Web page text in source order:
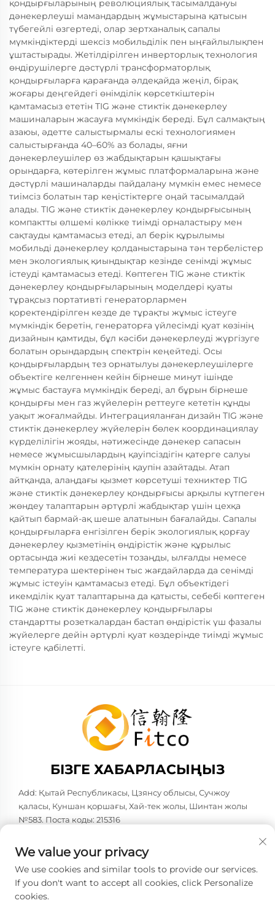
қондырғыларының революциялық тасымалдануы
дәнекерлеуші мамандардың жұмыстарына қатысын
түбегейлі өзгертеді, олар зертханалық сапалы
мүмкіндіктерді шексіз мобильділік пен ыңғайлылықпен
ұштастырады. Жетілдірілген инверторлық технология
өндірушілерге дәстүрлі трансформаторлық
қондырғыларға қарағанда әлдеқайда жеңіл, бірақ
жоғары деңгейдегі өнімділік көрсеткіштерін
қамтамасыз ететін TIG және стиктік дәнекерлеу
машиналарын жасауға мүмкіндік береді. Бұл салмақтың
азаюы, әдетте салыстырмалы ескі технологиямен
салыстырғанда 40–60% аз болады, яғни
дәнекерлеушілер өз жабдықтарын қашықтағы
орындарға, көтерілген жұмыс платформаларына және
дәстүрлі машиналарды пайдалану мүмкін емес немесе
тиімсіз болатын тар кеңістіктерге оңай тасымалдай
алады. TIG және стиктік дәнекерлеу қондырғысының
компактты өлшемі көлікке тиімді орналастыру мен
сақтауды қамтамасыз етеді, ал берік құрылымы
мобильді дәнекерлеу қолданыстарына тән тербелістер
мен экологиялық қиындықтар кезінде сенімді жұмыс
істеуді қамтамасыз етеді. Көптеген TIG және стиктік
дәнекерлеу қондырғыларының моделдері қуаты
тұрақсыз портативті генераторлармен
қоректендірілген кезде де тұрақты жұмыс істеуге
мүмкіндік беретін, генераторға үйлесімді қуат көзінің
дизайнын қамтиды, бұл кәсіби дәнекерлеуді жүргізуге
болатын орындардың спектрін кеңейтеді. Осы
қондырғылардың тез орнатылуы дәнекерлеушілерге
объектіге келгеннен кейін бірнеше минут ішінде
жұмыс бастауға мүмкіндік береді, ал бұрын бірнеше
қондырғы мен газ жүйелерін реттеуге кететін құнды
уақыт жоғалмайды. Интеграцияланған дизайн TIG және
стиктік дәнекерлеу жүйелерін бөлек координациялау
күрделілігін жояды, нәтижесінде дәнекер сапасын
немесе жұмысшылардың қауіпсіздігін қатерге салуы
мүмкін орнату қателерінің қаупін азайтады. Атап
айтқанда, алаңдағы қызмет көрсетуші техниктер TIG
және стиктік дәнекерлеу қондырғысы арқылы күтпеген
жөндеу талаптарын әртүрлі жабдықтар үшін цехқа
қайтып бармай-ақ шеше алатынын бағалайды. Сапалы
қондырғыларға енгізілген берік экологиялық қорғау
дәнекерлеу қызметінің өндірістік және құрылыс
ортасында жиі кездесетін тозаңды, ылғалды немесе
температура шектерінен тыс жағдайларда да сенімді
жұмыс істеуін қамтамасыз етеді. Бұл объектідегі
икемділік қуат талаптарына да қатысты, себебі көптеген
TIG және стиктік дәнекерлеу қондырғылары
стандартты розеткалардан бастап өндірістік үш фазалы
жүйелерге дейін әртүрлі қуат көздерінде тиімді жұмыс
істеуге қабілетті.
БІЗГЕ ХАБАРЛАСЫҢЫЗ
Add: Қытай Республикасы, Цзянсу облысы, Сучжоу
қаласы, Куншан қоршағы, Хай-тек жолы, Шинтан жолы
№583. Поста коды: 215316
Электрондық пошта:
[email protected]
Copyright © 2026 Faith-Han Intelligent Technology Co., Ltd.
We value your privacy
We use cookies and similar tools to provide our services.
If you don't want to accept all cookies, click Personalize
cookies.